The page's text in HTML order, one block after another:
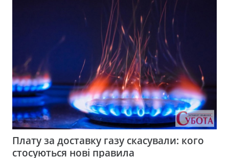
Плату за доставку газу скасували: кого
стосуються нові правила